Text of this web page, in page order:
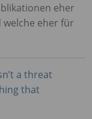
eher
eher für
a threat
that